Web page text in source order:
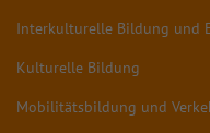
Interkulturelle Bildung und
Kulturelle Bildung
Mobilitätsbildung und